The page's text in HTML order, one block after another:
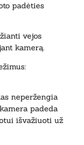
padėties
vejos
kamerą.
neperžengia
padeda
išvažiuoti už